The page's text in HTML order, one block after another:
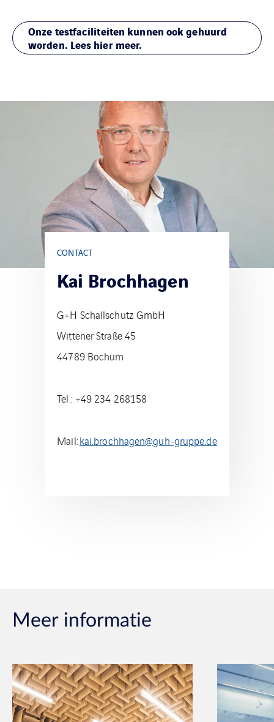
Onze testfaciliteiten kunnen ook gehuurd
worden. Lees hier meer.
CONTACT
Kai Brochhagen
G+H Schallschutz GmbH
Wittener Straße 45
44789 Bochum
Tel.: +49 234 268158
Mail:kai.brochhagen@guh-gruppe.de
Meer informatie